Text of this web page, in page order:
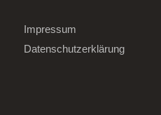
Impressum
Datenschutzerklärung